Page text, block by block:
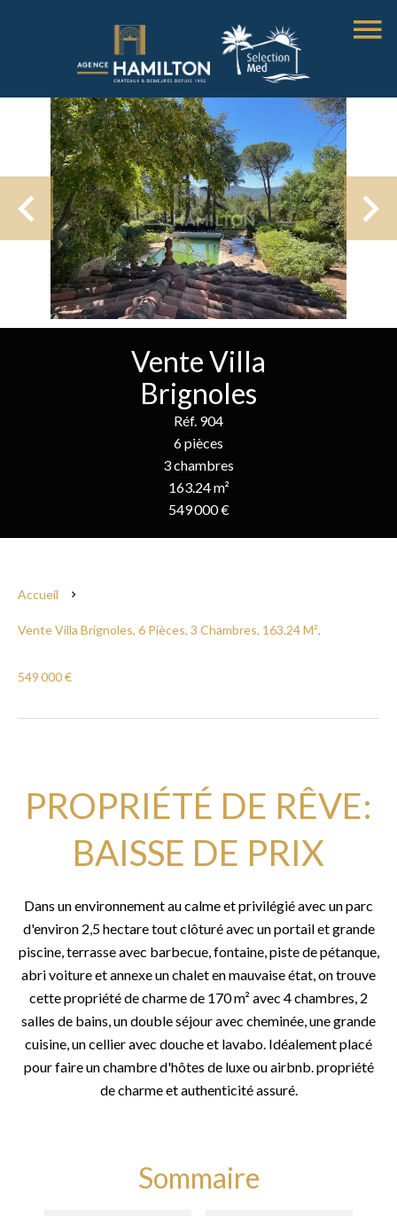
Vente Villa
Brignoles
Réf. 904
6 pièces
3 chambres
163.24 m²
549 000 €
Accueil
Vente Villa Brignoles, 6 Pièces, 3 Chambres, 163.24 M²,
549 000 €
PROPRIÉTÉ DE RÊVE:
BAISSE DE PRIX
Dans un environnement au calme et privilégié avec un parc
d'environ 2,5 hectare tout clôturé avec un portail et grande
piscine, terrasse avec barbecue, fontaine, piste de pétanque,
abri voiture et annexe un chalet en mauvaise état, on trouve
cette propriété de charme de 170 m² avec 4 chambres, 2
salles de bains, un double séjour avec cheminée, une grande
cuisine, un cellier avec douche et lavabo. Idéalement placé
pour faire un chambre d'hôtes de luxe ou airbnb. propriété
de charme et authenticité assuré.
Sommaire